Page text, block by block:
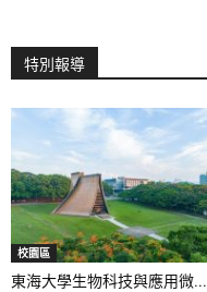
特別報導
校園區
東海大學生物科技與應用微...